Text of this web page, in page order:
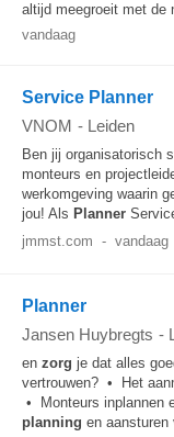
altijd meegroeit met de
vandaag
Service Planner
VNOM - Leiden
Ben jij organisatorisch
monteurs en
werkomgeving waarin
jou! Als Planner
jmmst.com - vandaag
Planner
Jansen Huybregts -
en zorg je dat alles
vertrouwen? • Het
• Monteurs inplannen
planning en